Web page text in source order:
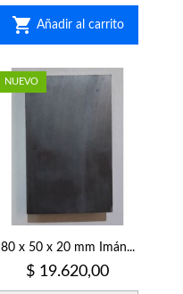
 Añadir al carrito
80 x 50 x 20 mm Imán...
Precio
$ 19.620,00
NUEVO